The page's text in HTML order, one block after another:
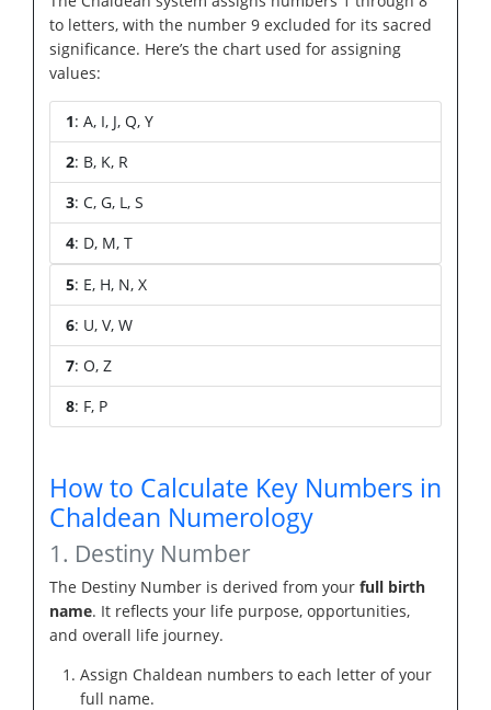
to letters, with the number 9 excluded for its sacred
significance. Here’s the chart used for assigning
values:
1: A, I, J, Q, Y
2: B, K, R
3: C, G, L, S
4: D, M, T
5: E, H, N, X
6: U, V, W
7: O, Z
8: F, P
How to Calculate Key Numbers in
Chaldean Numerology
1. Destiny Number
The Destiny Number is derived from your full birth
name. It reflects your life purpose, opportunities,
and overall life journey.
Assign Chaldean numbers to each letter of your
full name.